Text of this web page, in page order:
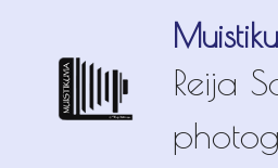
Reija